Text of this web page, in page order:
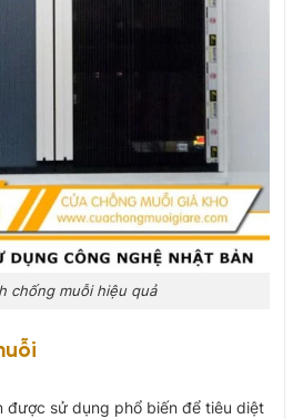
chống muỗi hiệu quả
được sử dụng phổ biến để tiêu diệt